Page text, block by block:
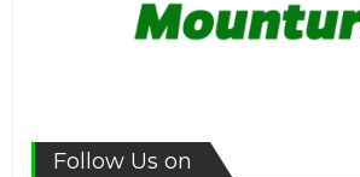
Follow Us on